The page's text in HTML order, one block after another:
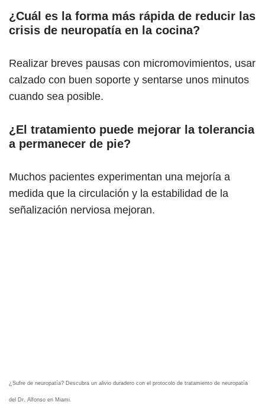
¿Cuál es la forma más rápida de reducir las
crisis de neuropatía en la cocina?
Realizar breves pausas con micromovimientos, usar
calzado con buen soporte y sentarse unos minutos
cuando sea posible.
¿El tratamiento puede mejorar la tolerancia
a permanecer de pie?
Muchos pacientes experimentan una mejoría a
medida que la circulación y la estabilidad de la
señalización nerviosa mejoran.
¿Sufre de neuropatía? Descubra un alivio duradero con el protocolo de tratamiento de neuropatía
del Dr. Alfonso en Miami.